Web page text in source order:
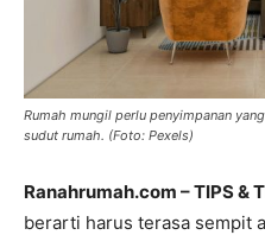
Rumah mungil perlu penyimpanan
sudut rumah. (Foto: Pexels)
Ranahrumah.com – TIPS &
berarti harus terasa sempit